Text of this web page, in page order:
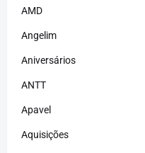
AMD
Angelim
Aniversários
ANTT
Apavel
Aquisições